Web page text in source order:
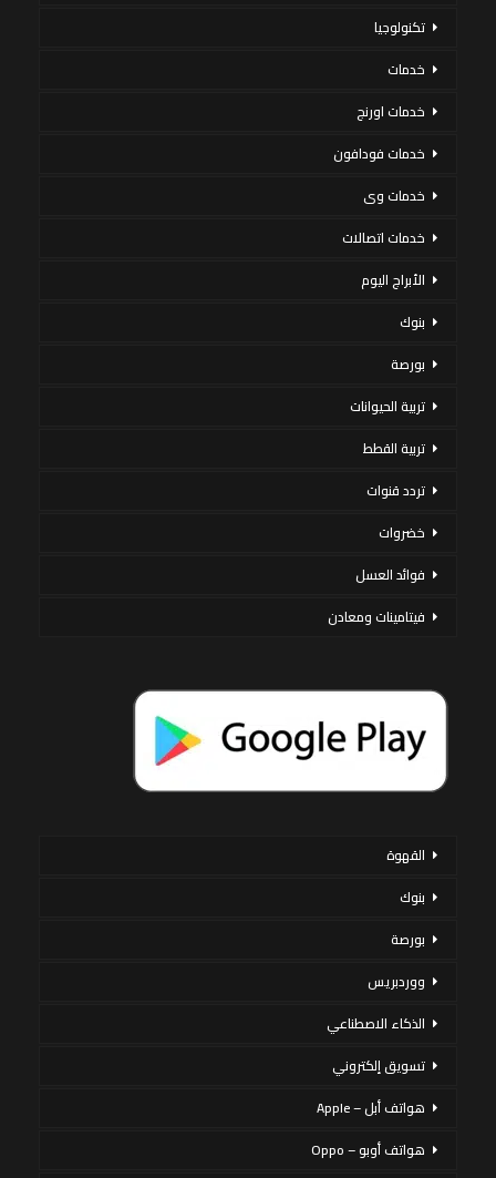
تكنولوجيا
خدمات
خدمات اورنج
خدمات فودافون
خدمات وى
خدمات اتصالات
الأبراج اليوم
بنوك
بورصة
تربية الحيوانات
تربية القطط
تردد قنوات
خضروات
فوائد العسل
فيتامينات ومعادن
القهوة
بنوك
بورصة
ووردبريس
الذكاء الاصطناعي
تسويق إلكتروني
هواتف أبل – Apple
هواتف أوبو – Oppo